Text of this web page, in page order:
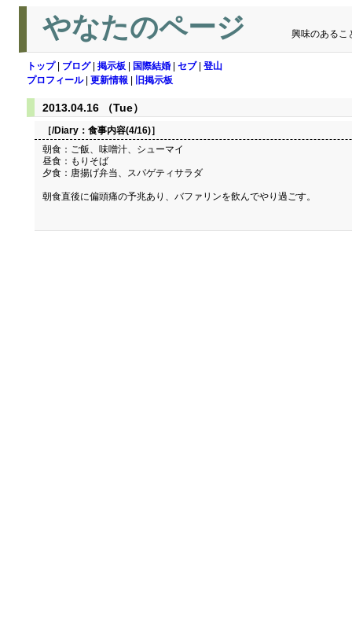
やなたのページ 興味のあるこ
トップ| ブログ| 掲示板 国際結婚 セブ| 登山
プロフィール| 更新情報 旧掲示板
2013.04.16 （Tue）
［/Diary： 食事内容(4/16)］
朝食：ご飯、味噌汁、シューマイ
昼食：もりそば
夕食：唐揚げ弁当、スパゲティサラダ
朝食直後に偏頭痛の予兆あり、バファリンを飲んでやり過ごす。